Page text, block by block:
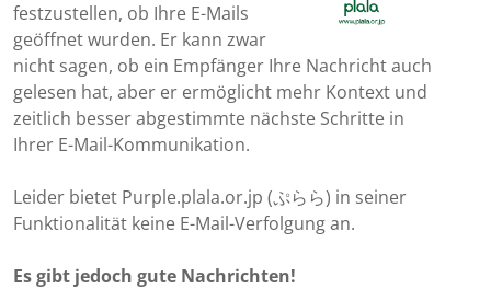
festzustellen, ob Ihre E-Mails
geöffnet wurden. Er kann zwar
nicht sagen, ob ein Empfänger Ihre Nachricht auch
gelesen hat, aber er ermöglicht mehr Kontext und
zeitlich besser abgestimmte nächste Schritte in
Ihrer E-Mail-Kommunikation.
Leider bietet Purple.plala.or.jp (ぷらら) in seiner
Funktionalität keine E-Mail-Verfolgung an.
Es gibt jedoch gute Nachrichten!